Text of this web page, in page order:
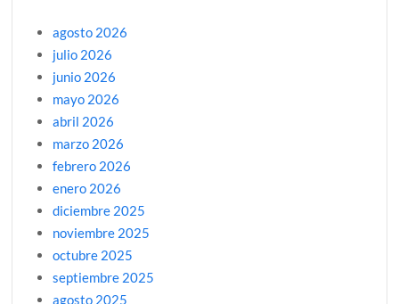
agosto 2026
julio 2026
junio 2026
mayo 2026
abril 2026
marzo 2026
febrero 2026
enero 2026
diciembre 2025
noviembre 2025
octubre 2025
septiembre 2025
agosto 2025